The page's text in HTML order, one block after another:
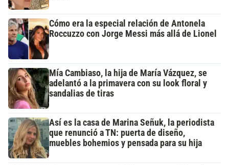
Cómo era la especial relación de Antonela
Roccuzzo con Jorge Messi más allá de Lionel
Mía Cambiaso, la hija de María Vázquez, se
adelantó a la primavera con su look floral y
sandalias de tiras
Así es la casa de Marina Señuk, la periodista
que renunció a TN: puerta de diseño,
muebles bohemios y pensada para su hija